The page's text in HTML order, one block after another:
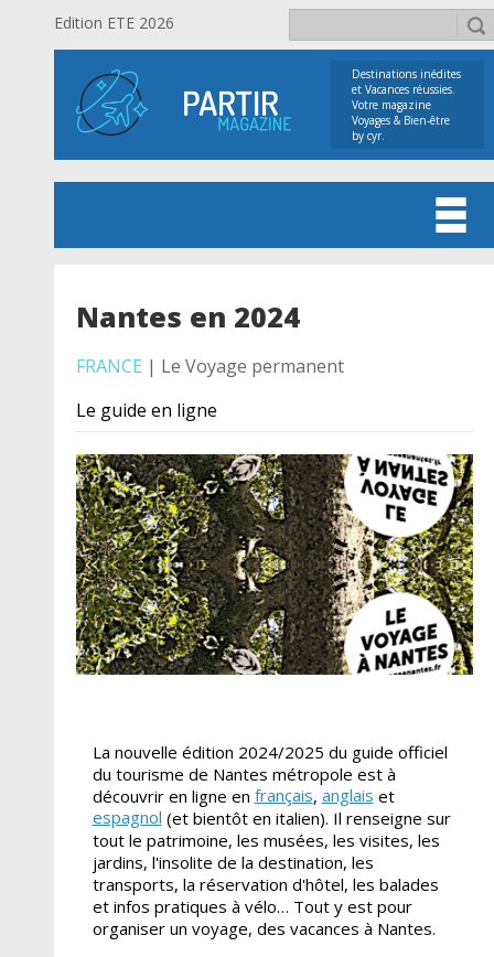
Edition ETE 2026
Destinations inédites
et Vacances réussies.
Votre magazine
Voyages & Bien-être
by cyr.
Nantes en 2024
FRANCE | Le Voyage permanent
Le guide en ligne
La nouvelle édition 2024/2025 du guide officiel
du tourisme de Nantes métropole est à
découvrir en ligne en français, anglais et
espagnol (et bientôt en italien). Il renseigne sur
tout le patrimoine, les musées, les visites, les
jardins, l'insolite de la destination, les
transports, la réservation d'hôtel, les balades
et infos pratiques à vélo… Tout y est pour
organiser un voyage, des vacances à Nantes.